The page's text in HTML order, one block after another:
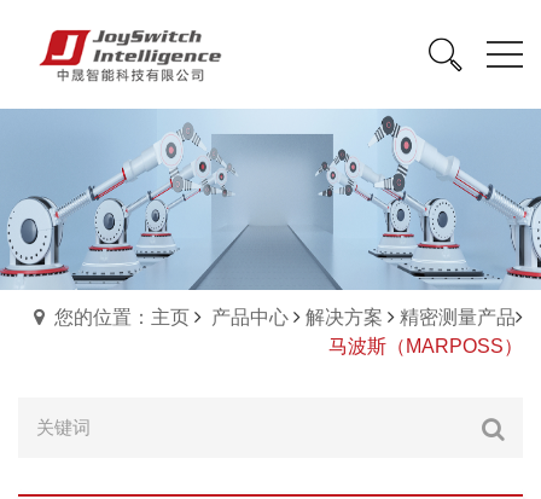
您的位置：主页 产品中心 解决方案
精密测量产品
马波斯（MARPOSS）